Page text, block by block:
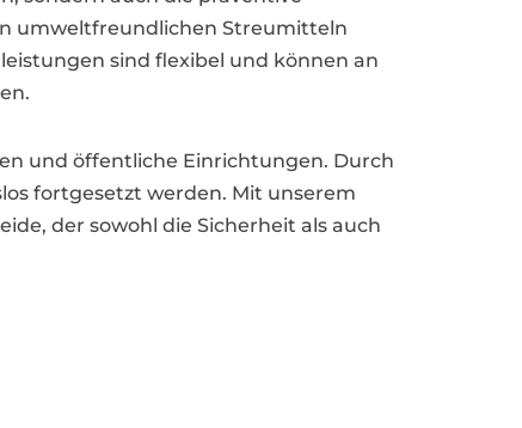
umweltfreundlichen Streumitteln
sind flexibel und können an
und öffentliche Einrichtungen. Durch
fortgesetzt werden. Mit unserem
der sowohl die Sicherheit als auch